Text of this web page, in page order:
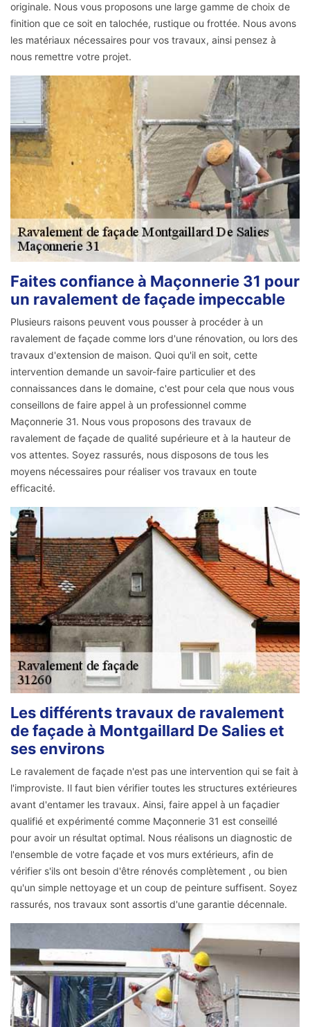
originale. Nous vous proposons une large gamme de choix de
finition que ce soit en talochée, rustique ou frottée. Nous avons
les matériaux nécessaires pour vos travaux, ainsi pensez à
nous remettre votre projet.
Faites confiance à Maçonnerie 31 pour
un ravalement de façade impeccable
Plusieurs raisons peuvent vous pousser à procéder à un
ravalement de façade comme lors d'une rénovation, ou lors des
travaux d'extension de maison. Quoi qu'il en soit, cette
intervention demande un savoir-faire particulier et des
connaissances dans le domaine, c'est pour cela que nous vous
conseillons de faire appel à un professionnel comme
Maçonnerie 31. Nous vous proposons des travaux de
ravalement de façade de qualité supérieure et à la hauteur de
vos attentes. Soyez rassurés, nous disposons de tous les
moyens nécessaires pour réaliser vos travaux en toute
efficacité.
Les différents travaux de ravalement
de façade à Montgaillard De Salies et
ses environs
Le ravalement de façade n'est pas une intervention qui se fait à
l'improviste. Il faut bien vérifier toutes les structures extérieures
avant d'entamer les travaux. Ainsi, faire appel à un façadier
qualifié et expérimenté comme Maçonnerie 31 est conseillé
pour avoir un résultat optimal. Nous réalisons un diagnostic de
l'ensemble de votre façade et vos murs extérieurs, afin de
vérifier s'ils ont besoin d'être rénovés complètement , ou bien
qu'un simple nettoyage et un coup de peinture suffisent. Soyez
rassurés, nos travaux sont assortis d'une garantie décennale.